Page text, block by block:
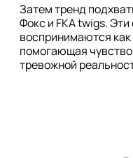
Затем тренд
Фокс и FKA twigs.
воспринимаются
помогающая
тревожной